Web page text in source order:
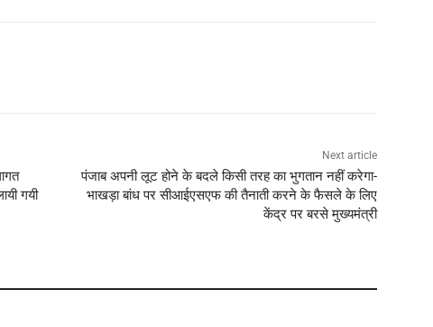
गयी
Next article
पंजाब अपनी लूट होने के बदले किसी तरह का भुगतान नहीं करेगा-
भाखड़ा बांध पर सीआईएसएफ की तैनाती करने के फैसले के लिए
केंद्र पर बरसे मुख्यमंत्री